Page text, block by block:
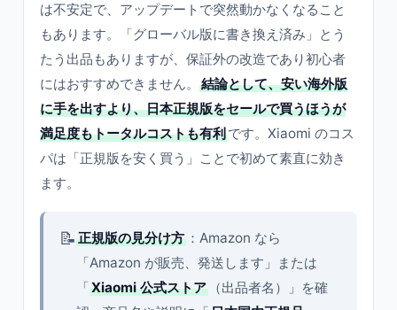
は不安定で、アップデートで突然動かなくなること
もあります。「グローバル版に書き換え済み」とう
たう出品もありますが、保証外の改造であり初心者
にはおすすめできません。
結論として、安い海外版
に手を出すより、日本正規版をセールで買うほうが
満足度もトータルコストも有利です。Xiaomi のコス
パは「正規版を安く買う」ことで初めて素直に効き
ます。
📝 正規版の見分け方 ：Amazon なら
「Amazon が販売、発送します」または
「Xiaomi 公式ストア （出品者名）」を確